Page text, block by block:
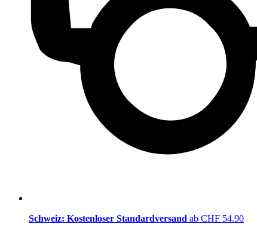
Schweiz: Kostenloser Standardversand ab CHF 54.90